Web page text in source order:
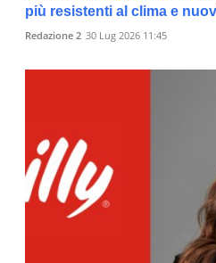
più resistenti al clima e
Redazione 2 30 Lug 2026 11:45